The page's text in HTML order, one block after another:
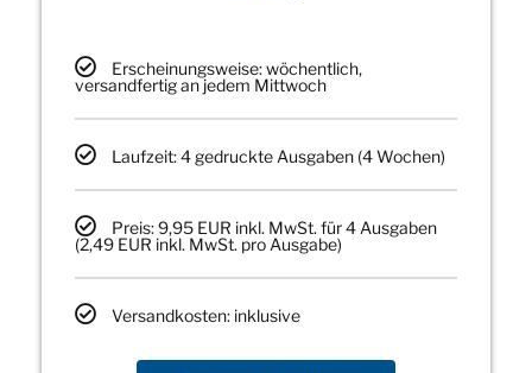
Erscheinungsweise: wöchentlich,
versandfertig an jedem Mittwoch
Laufzeit: 4 gedruckte Ausgaben (4 Wochen)
Preis: 9,95 EUR inkl. MwSt. für 4 Ausgaben
(2,49 EUR inkl. MwSt. pro Ausgabe)
Versandkosten: inklusive